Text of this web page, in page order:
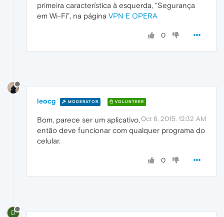
primeira característica à esquerda, "Segurança
em Wi-Fi", na página VPN E OPERA
0
leocg MODERATOR VOLUNTEER
Oct 6, 2015, 12:32 AM
Bom, parece ser um aplicativo,
então deve funcionar com qualquer programa do
celular.
0
D